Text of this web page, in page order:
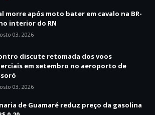
morre após moto bater em cavalo na BR-
interior do RN
03, 2026
discute retomada dos voos
em setembro no aeroporto de
03, 2026
de Guamaré reduz preço da gasolina